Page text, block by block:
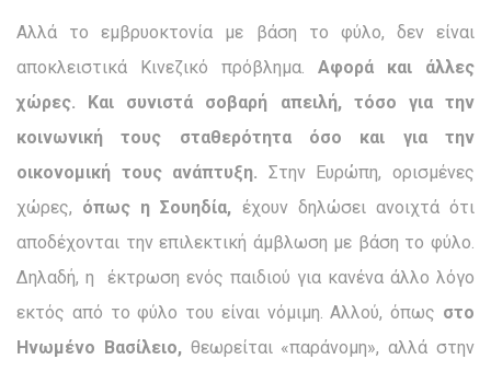
Αλλά το εμβρυοκτονία με βάση το φύλο, δεν είναι
αποκλειστικά Κινεζικό πρόβλημα. Αφορά και άλλες
χώρες. Και συνιστά σοβαρή απειλή, τόσο για την
κοινωνική τους σταθερότητα όσο και για την
οικονομική τους ανάπτυξη. Στην Ευρώπη, ορισμένες
χώρες, όπως η Σουηδία, έχουν δηλώσει ανοιχτά ότι
αποδέχονται την επιλεκτική άμβλωση με βάση το φύλο.
Δηλαδή, η έκτρωση ενός παιδιού για κανένα άλλο λόγο
εκτός από το φύλο του είναι νόμιμη. Αλλού, όπως στο
Ηνωμένο Βασίλειο, θεωρείται «παράνομη», αλλά στην